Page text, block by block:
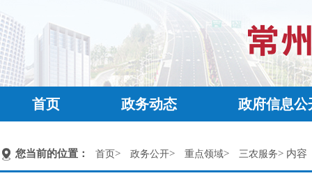
首页 政务动态 政府信息公
您当前的位置： 首页> 政务公开> 重点领域> 三农服务> 内容